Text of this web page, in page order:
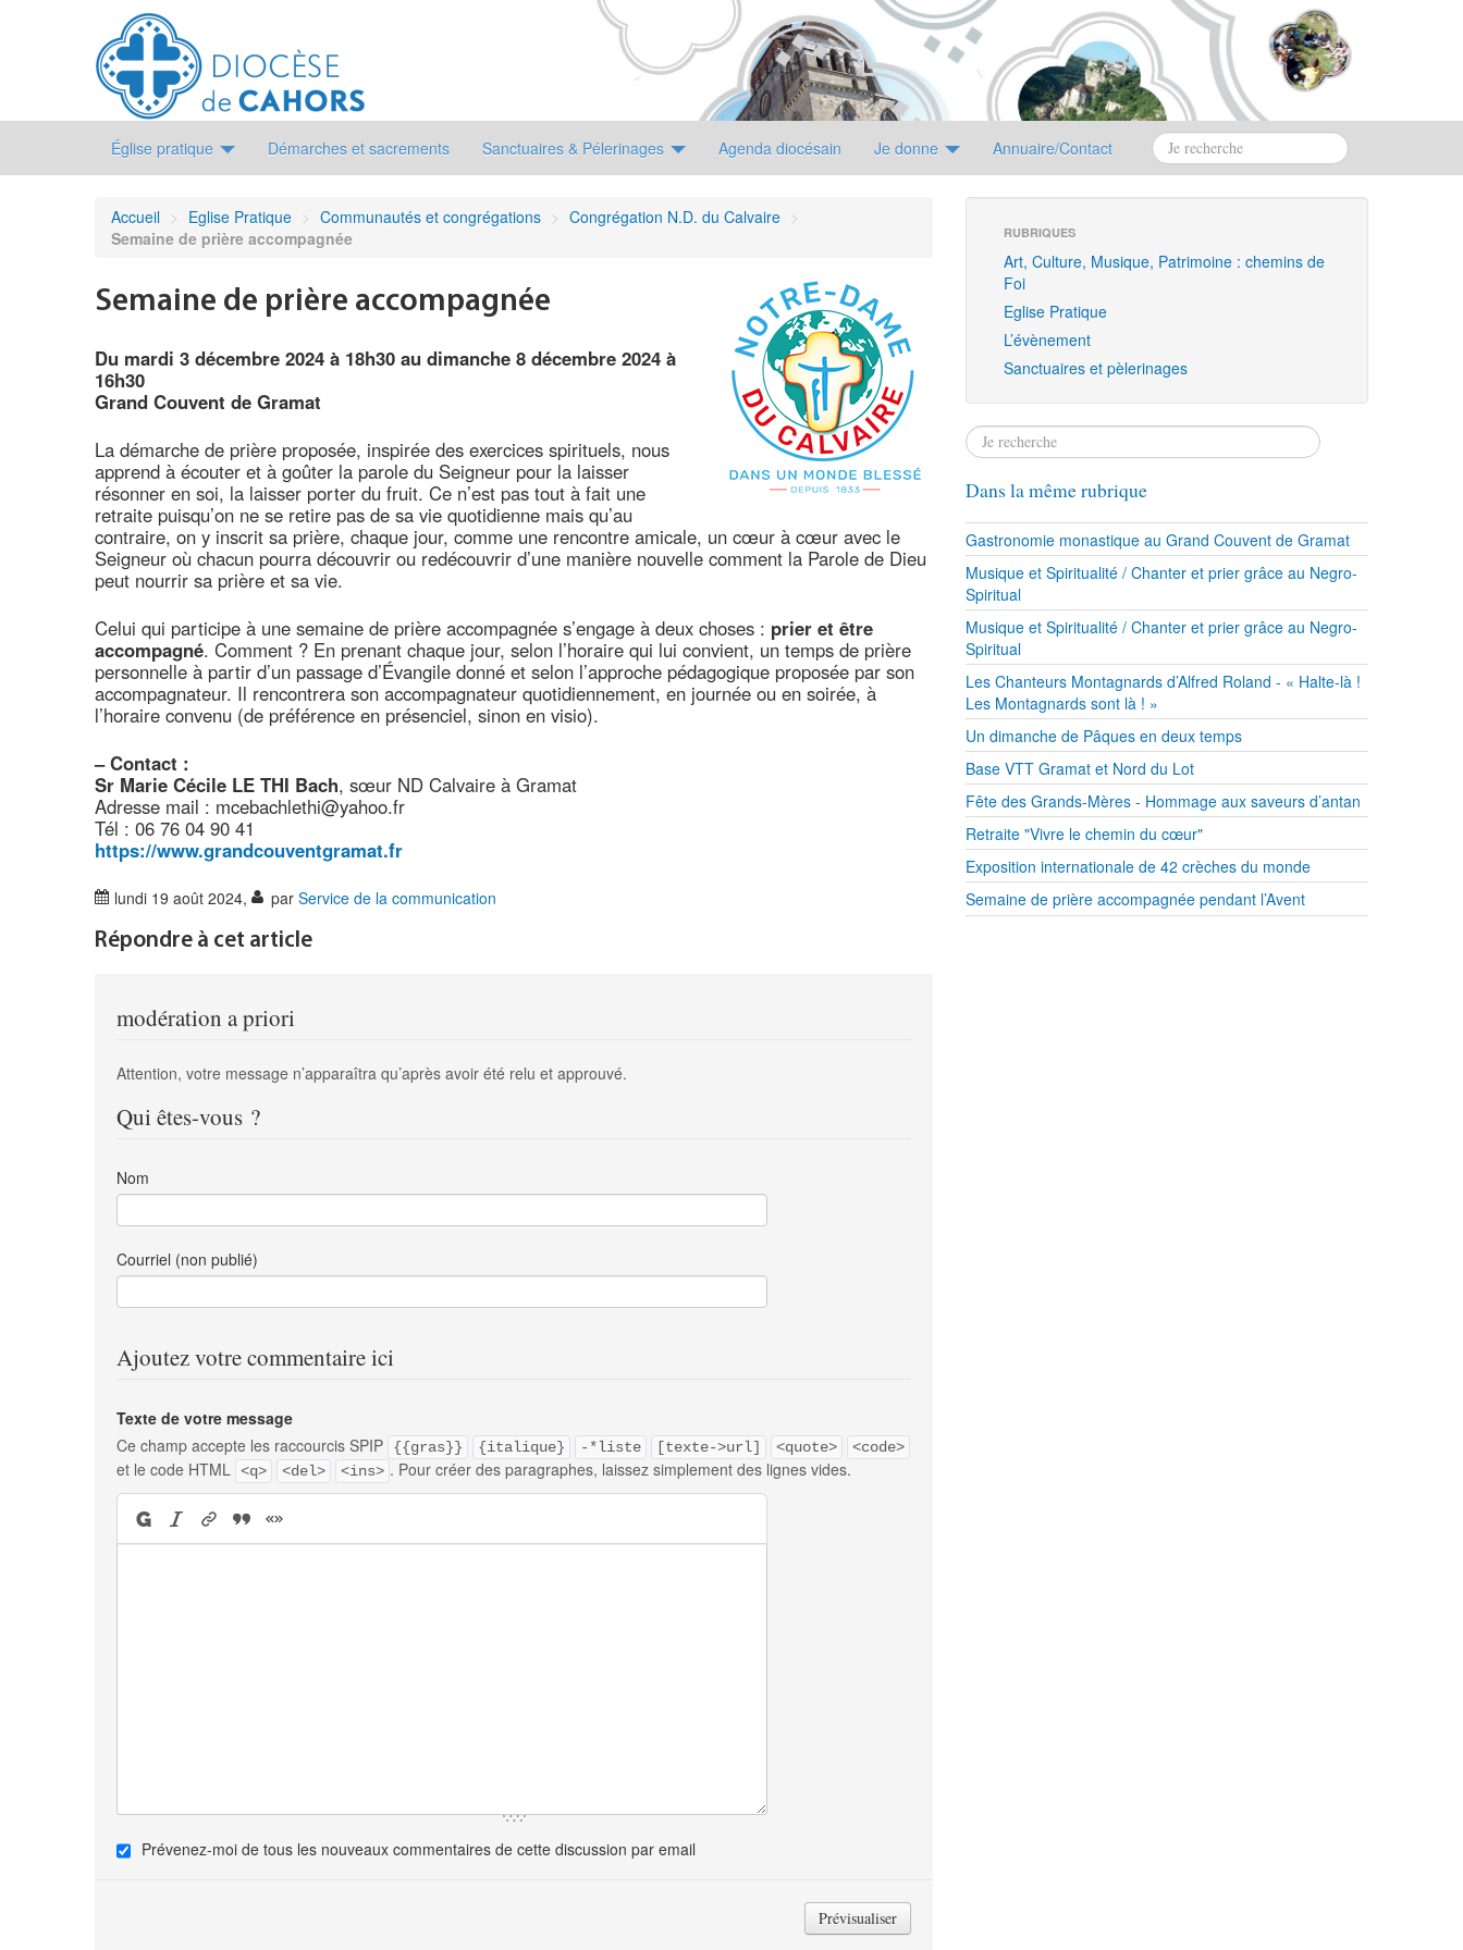
Église pratique Démarches et sacrements Sanctuaires & Pélerinages Agenda diocésain Je donne Annuaire/Contact
Accueil > Eglise Pratique > Communautés et congrégations > Congrégation N.D. du Calvaire >
Semaine de prière accompagnée
Semaine de prière accompagnée
Du mardi 3 décembre 2024 à 18h30 au dimanche 8 décembre 2024 à
16h30
Grand Couvent de Gramat
La démarche de prière proposée, inspirée des exercices spirituels, nous
apprend à écouter et à goûter la parole du Seigneur pour la laisser
résonner en soi, la laisser porter du fruit. Ce n’est pas tout à fait une
retraite puisqu’on ne se retire pas de sa vie quotidienne mais qu’au
contraire, on y inscrit sa prière, chaque jour, comme une rencontre amicale, un cœur à cœur avec le
Seigneur où chacun pourra découvrir ou redécouvrir d’une manière nouvelle comment la Parole de Dieu
peut nourrir sa prière et sa vie.
Celui qui participe à une semaine de prière accompagnée s’engage à deux choses : prier et être
accompagné. Comment ? En prenant chaque jour, selon l’horaire qui lui convient, un temps de prière
personnelle à partir d’un passage d’Évangile donné et selon l’approche pédagogique proposée par son
accompagnateur. Il rencontrera son accompagnateur quotidiennement, en journée ou en soirée, à
l’horaire convenu (de préférence en présenciel, sinon en visio).
– Contact :
Sr Marie Cécile LE THI Bach, sœur ND Calvaire à Gramat
Adresse mail : mcebachlethi@yahoo.fr
Tél : 06 76 04 90 41
https://www.grandcouventgramat.fr
lundi 19 août 2024, par Service de la communication
Répondre à cet article
modération a priori
Attention, votre message n’apparaîtra qu’après avoir été relu et approuvé.
Qui êtes-vous ?
Nom
Courriel (non publié)
Ajoutez votre commentaire ici
Texte de votre message
Ce champ accepte les raccourcis SPIP
{{gras}} {italique} -*liste [texte->url] <quote> <code>
et le code HTML <q> <del> <ins> . Pour créer des paragraphes, laissez simplement des lignes vides.
Prévenez-moi de tous les nouveaux commentaires de cette discussion par email
RUBRIQUES
Art, Culture, Musique, Patrimoine : chemins de
Foi
Eglise Pratique
L’évènement
Sanctuaires et pèlerinages
Dans la même rubrique
Gastronomie monastique au Grand Couvent de Gramat
Musique et Spiritualité / Chanter et prier grâce au Negro-
Spiritual
Musique et Spiritualité / Chanter et prier grâce au Negro-
Spiritual
Les Chanteurs Montagnards d’Alfred Roland - « Halte-là !
Les Montagnards sont là ! »
Un dimanche de Pâques en deux temps
Base VTT Gramat et Nord du Lot
Fête des Grands-Mères - Hommage aux saveurs d’antan
Retraite "Vivre le chemin du cœur"
Exposition internationale de 42 crèches du monde
Semaine de prière accompagnée pendant l’Avent